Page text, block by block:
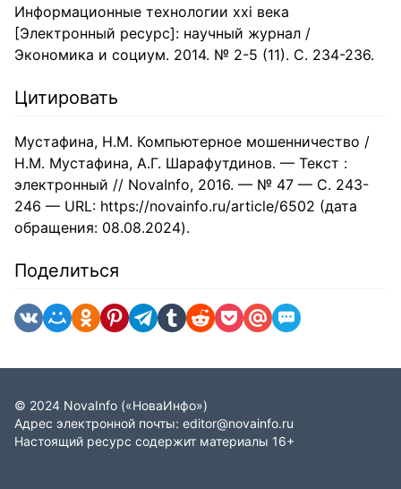
Информационные технологии xxi века
[Электронный ресурс]: научный журнал /
Экономика и социум. 2014. № 2-5 (11). С. 234-236.
Цитировать
Мустафина, Н.М. Компьютерное мошенничество /
Н.М. Мустафина, А.Г. Шарафутдинов. — Текст :
электронный // NovaInfo, 2016. — № 47 — С. 243-
246 — URL: https://novainfo.ru/article/6502 (дата
обращения: 08.08.2024).
Поделиться
© 2024 NovaInfo («НоваИнфо»)
Адрес электронной почты: editor@novainfo.ru
Настоящий ресурс содержит материалы 16+